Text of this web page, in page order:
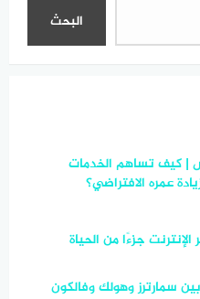
البحث
| كيف تساهم الخدمات
عمره الافتراضي؟
جزءًا من الحياة